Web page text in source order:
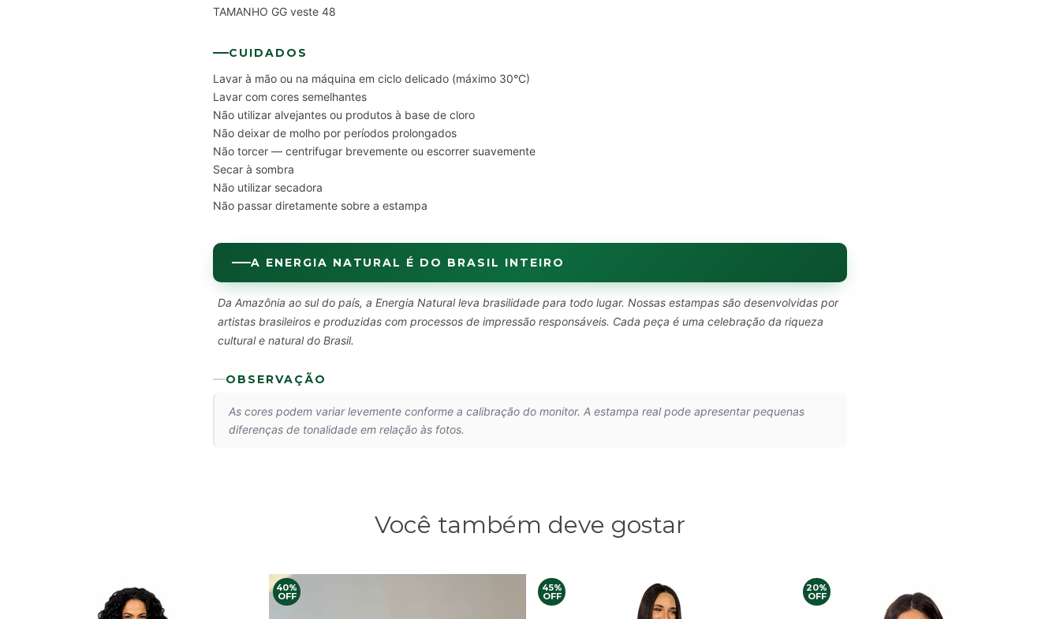
TAMANHO GG veste 48
CUIDADOS
Lavar à mão ou na máquina em ciclo delicado (máximo 30°C)
Lavar com cores semelhantes
Não utilizar alvejantes ou produtos à base de cloro
Não deixar de molho por períodos prolongados
Não torcer — centrifugar brevemente ou escorrer suavemente
Secar à sombra
Não utilizar secadora
Não passar diretamente sobre a estampa
A ENERGIA NATURAL É DO BRASIL INTEIRO
Da Amazônia ao sul do país, a Energia Natural leva brasilidade para todo lugar. Nossas estampas são desenvolvidas por
artistas brasileiros e produzidas com processos de impressão responsáveis. Cada peça é uma celebração da riqueza
cultural e natural do Brasil.
OBSERVAÇÃO
As cores podem variar levemente conforme a calibração do monitor. A estampa real pode apresentar pequenas
diferenças de tonalidade em relação às fotos.
Você também deve gostar
40%
OFF
45%
OFF
20%
OFF